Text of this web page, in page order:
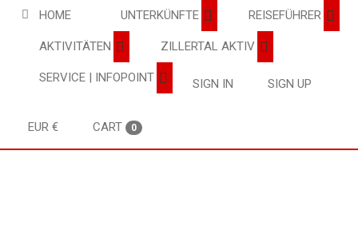
HOME UNTERKÜNFTE REISEFÜHRER
AKTIVITÄTEN ZILLERTAL AKTIV
SERVICE | INFOPOINT SIGN IN SIGN UP
EUR € CART 0